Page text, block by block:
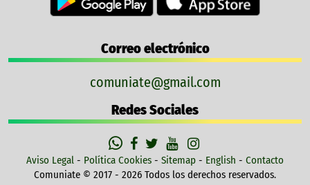
Correo electrónico
comuniate@gmail.com
Redes Sociales
Aviso Legal - Política Cookies - Sitemap - English - Contacto
Comuniate © 2017 - 2026 Todos los derechos reservados.